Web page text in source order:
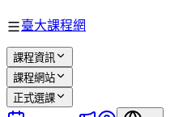
臺大課程網
課程資訊
課程網站
正式選課